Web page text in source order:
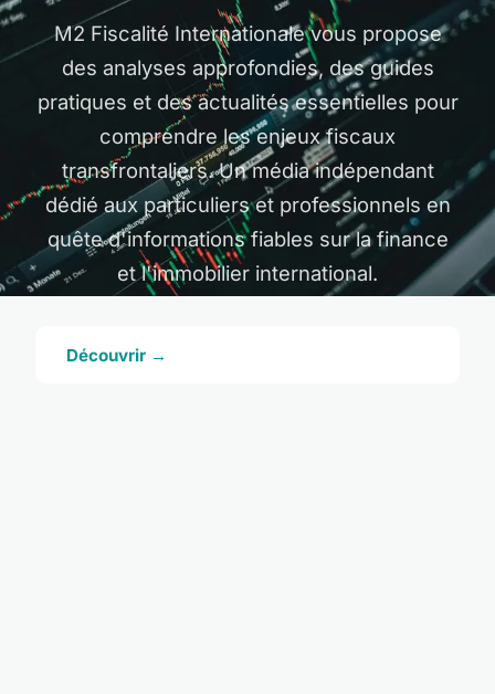
M2 Fiscalité Internationale vous propose
des analyses approfondies, des guides
pratiques et des actualités essentielles pour
comprendre les enjeux fiscaux
transfrontaliers. Un média indépendant
dédié aux particuliers et professionnels en
quête d'informations fiables sur la finance
et l'immobilier international.
Découvrir →